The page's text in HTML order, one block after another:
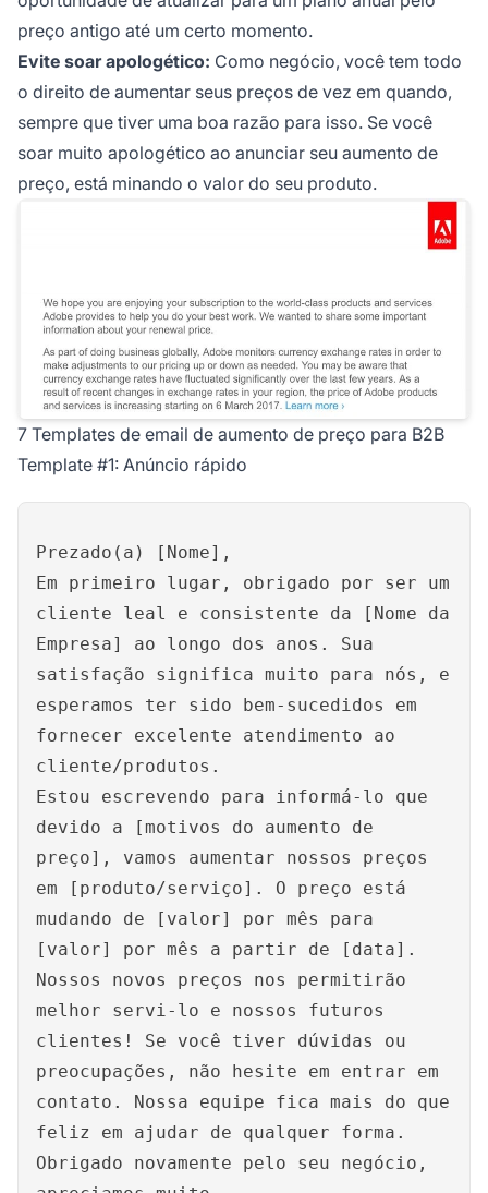
preço antigo até um certo momento.
Evite soar apologético: Como negócio, você tem todo
o direito de aumentar seus preços de vez em quando,
sempre que tiver uma boa razão para isso. Se você
soar muito apologético ao anunciar seu aumento de
preço, está minando o valor do seu produto.
7 Templates de email de aumento de preço para B2B
Template #1: Anúncio rápido
Prezado(a) [Nome],
Em primeiro lugar, obrigado por ser um
cliente leal e consistente da [Nome da
Empresa] ao longo dos anos. Sua
satisfação significa muito para nós, e
esperamos ter sido bem-sucedidos em
fornecer excelente atendimento ao
cliente/produtos.
Estou escrevendo para informá-lo que
devido a [motivos do aumento de
preço], vamos aumentar nossos preços
em [produto/serviço]. O preço está
mudando de [valor] por mês para
[valor] por mês a partir de [data].
Nossos novos preços nos permitirão
melhor servi-lo e nossos futuros
clientes! Se você tiver dúvidas ou
preocupações, não hesite em entrar em
contato. Nossa equipe fica mais do que
feliz em ajudar de qualquer forma.
Obrigado novamente pelo seu negócio,